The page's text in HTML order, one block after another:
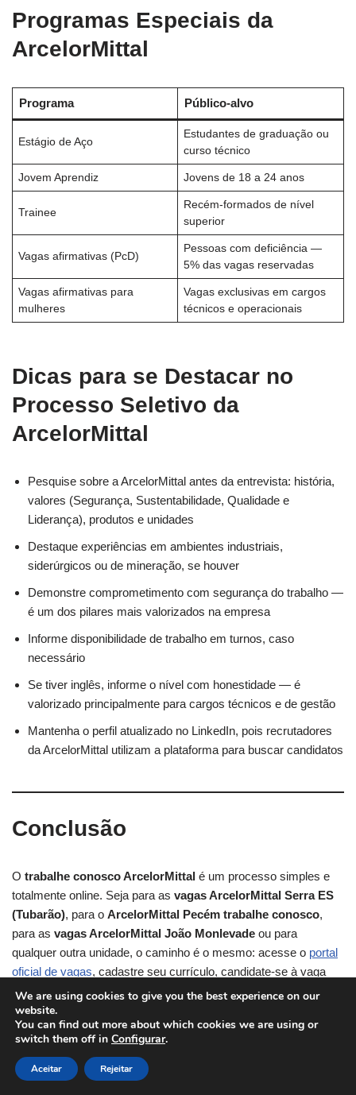
Programas Especiais da
ArcelorMittal
Programa Público-alvo
Estágio de Aço
Estudantes de graduação ou
curso técnico
Jovem Aprendiz Jovens de 18 a 24 anos
Trainee
Recém-formados de nível
superior
Vagas afirmativas (PcD)
Pessoas com deficiência —
5% das vagas reservadas
Vagas afirmativas para
mulheres
Vagas exclusivas em cargos
técnicos e operacionais
Dicas para se Destacar no
Processo Seletivo da
ArcelorMittal
Pesquise sobre a ArcelorMittal antes da entrevista: história,
valores (Segurança, Sustentabilidade, Qualidade e
Liderança), produtos e unidades
Destaque experiências em ambientes industriais,
siderúrgicos ou de mineração, se houver
Demonstre comprometimento com segurança do trabalho —
é um dos pilares mais valorizados na empresa
Informe disponibilidade de trabalho em turnos, caso
necessário
Se tiver inglês, informe o nível com honestidade — é
valorizado principalmente para cargos técnicos e de gestão
Mantenha o perfil atualizado no LinkedIn, pois recrutadores
da ArcelorMittal utilizam a plataforma para buscar candidatos
Conclusão
O trabalhe conosco ArcelorMittal é um processo simples e
totalmente online. Seja para as vagas ArcelorMittal Serra ES
(Tubarão), para o ArcelorMittal Pecém trabalhe conosco,
para as vagas ArcelorMittal João Monlevade ou para
qualquer outra unidade, o caminho é o mesmo: acesse o portal
oficial de vagas, cadastre seu currículo, candidate-se à vaga
desejada e acompanhe o processo seletivo pelo e-mail
cadastrado.
com os valores da empresa, suas chances de ingressar nessa
We are using cookies to give you the best experience on our
website.
You can find out more about which cookies we are using or
switch them off in Configurar.
Aceitar Rejeitar